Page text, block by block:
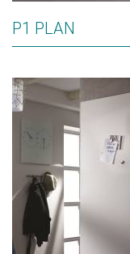
P1 PLAN